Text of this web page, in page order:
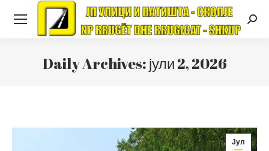
Daily Archives:јули 2, 2026
Јул